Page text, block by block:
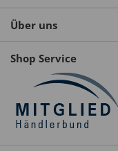
Über uns
Shop Service